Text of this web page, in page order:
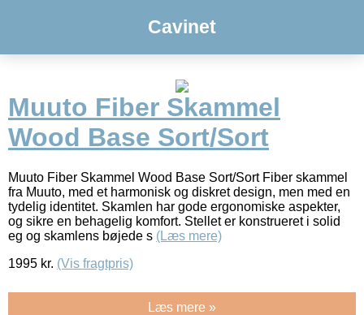
Cavinet
Muuto Fiber Skammel
Wood Base Sort/Sort
Muuto Fiber Skammel Wood Base Sort/Sort Fiber skammel
fra Muuto, med et harmonisk og diskret design, men med en
tydelig identitet. Skamlen har gode ergonomiske aspekter,
og sikre en behagelig komfort. Stellet er konstrueret i solid
eg og skamlens bøjede s (Læs mere)
1995 kr. (Vis fragtpris)
Læs mere »